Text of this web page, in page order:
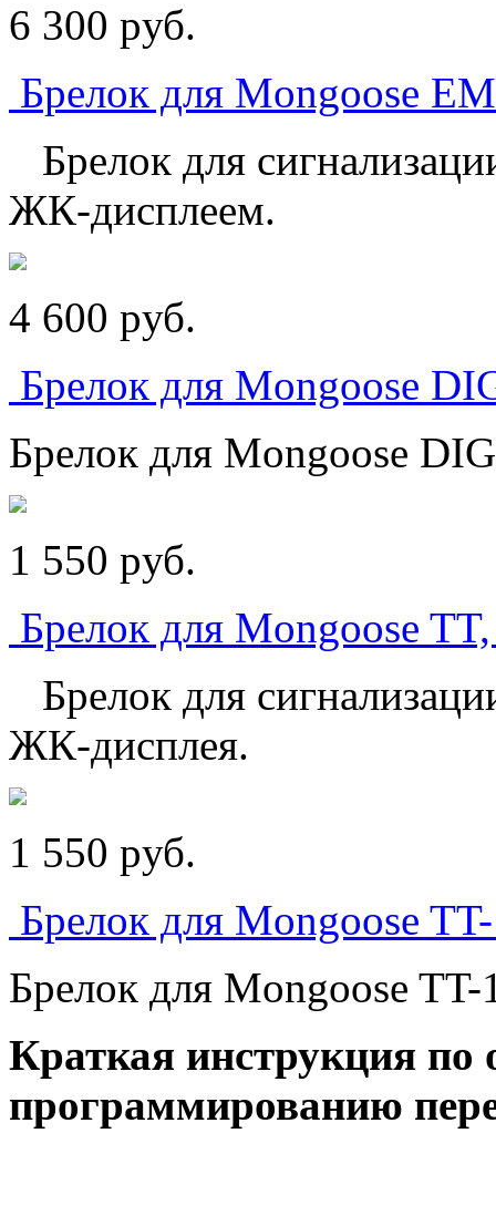
6 300 pуб.
Брелок для Mongoose
Брелок для
ЖК-дисплеем.
4 600 pуб.
Брелок для Mongoose
Брелок для Mongoose
1 550 pуб.
Брелок для Mongoose
Брелок для
ЖК-дисплея.
1 550 pуб.
Брелок для Mongoose
Брелок для Mongoose TT-
Краткая инструкция по
программированию